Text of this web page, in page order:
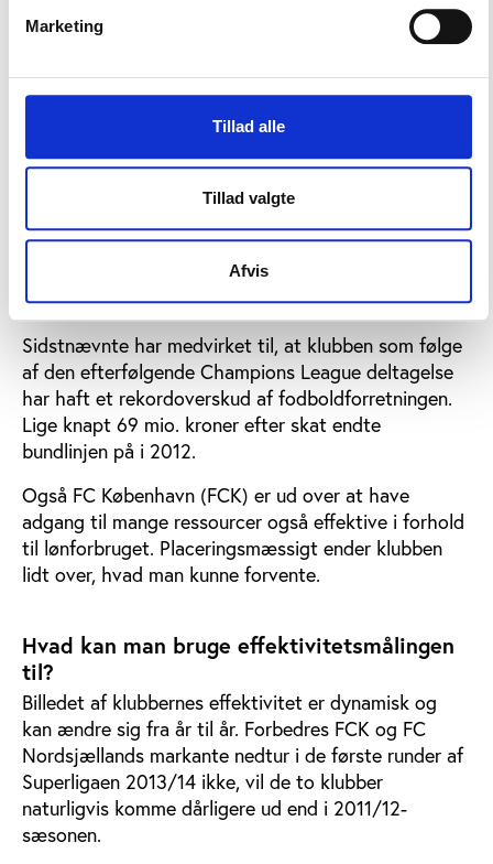
Marketing
Tillad alle
Tillad valgte
Afvis
henseende til økonomisk styrke, selv om særlige
regnskabsforhold skaber en vis usikkerhed om
metodeafsnittet nederst).
FCN og FCK overpræsterer
Blandt klubberne, der overpræsterer i forhold til
deres lønforbrug, finder man FC Nordsjælland (FCN),
der hæver sig pænt over de andre klubber ved både
at vinde det danske mesterskab i 2011/12-sæsonen
og være effektiv i forhold til lønforbruget.
Sidstnævnte har medvirket til, at klubben som følge
af den efterfølgende Champions League deltagelse
har haft et rekordoverskud af fodboldforretningen.
Lige knapt 69 mio. kroner efter skat endte
bundlinjen på i 2012.
Også FC København (FCK) er ud over at have
adgang til mange ressourcer også effektive i forhold
til lønforbruget. Placeringsmæssigt ender klubben
lidt over, hvad man kunne forvente.
Hvad kan man bruge effektivitetsmålingen
til?
Billedet af klubbernes effektivitet er dynamisk og
kan ændre sig fra år til år. Forbedres FCK og FC
Nordsjællands markante nedtur i de første runder af
Superligaen 2013/14 ikke, vil de to klubber
naturligvis komme dårligere ud end i 2011/12-
sæsonen.